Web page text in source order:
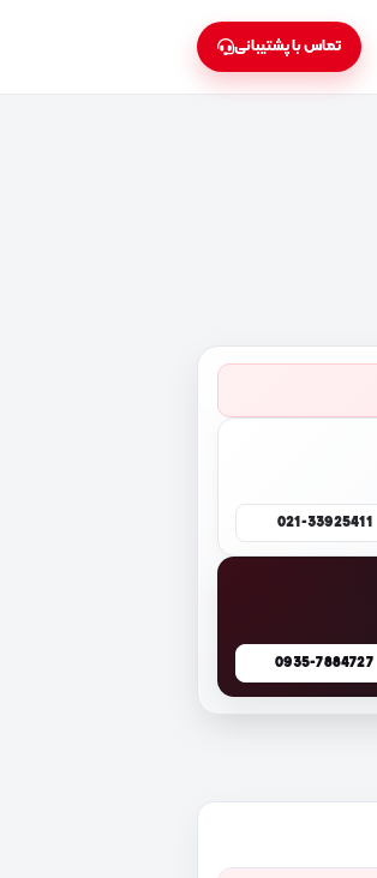
تماس با پشتیبانی
021-33925411
0935-7884727